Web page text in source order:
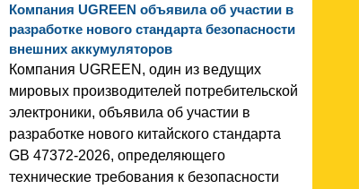
Компания UGREEN объявила об участии в
разработке нового стандарта безопасности
внешних аккумуляторов
Компания UGREEN, один из ведущих
мировых производителей потребительской
электроники, объявила об участии в
разработке нового китайского стандарта
GB 47372-2026, определяющего
технические требования к безопасности